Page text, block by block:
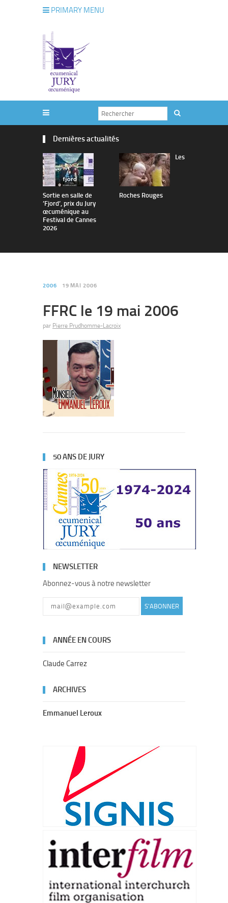
PRIMARY MENU
Dernières actualités
Sortie en salle de
’Fjord’, prix du Jury
œcuménique au
Festival de Cannes
2026
Les
Roches Rouges
2006 19 MAI 2006
FFRC le 19 mai 2006
par Pierre Prudhomme-Lacroix
50 ANS DE JURY
NEWSLETTER
Abonnez-vous à notre newsletter
S'ABONNER
ANNÉE EN COURS
Claude Carrez
ARCHIVES
Emmanuel Leroux